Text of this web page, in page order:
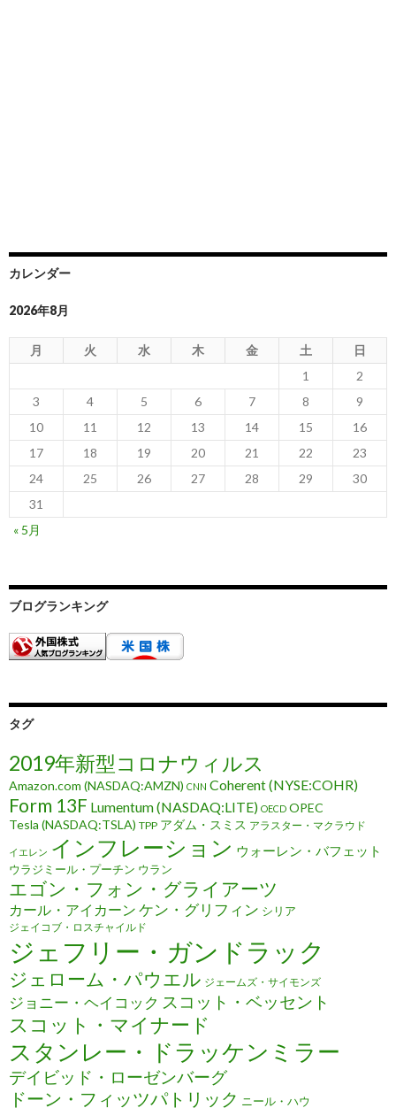
カレンダー
2026年8月
月 火 水 木 金 土
日
1
2
3
4 5 6 7 8
9
10
11 12 13 14 15
16
17
18 19 20 21 22
23
24
25 26 27 28 29
30
31
« 5月
ブログランキング
タグ
2019年新型コロナウィルス
Amazon.com (NASDAQ:AMZN) CNN Coherent (NYSE:COHR)
Form 13F Lumentum (NASDAQ:LITE) OECD OPEC
Tesla (NASDAQ:TSLA) TPP アダム・スミス アラスター・マクラウド
イエレン インフレーション ウォーレン・バフェット
ウラジミール・プーチン ウラン
エゴン・フォン・グライアーツ
カール・アイカーン ケン・グリフィン シリア
ジェイコブ・ロスチャイルド
ジェフリー・ガンドラック
ジェローム・パウエル ジェームズ・サイモンズ
ジョニー・ヘイコック スコット・ベッセント
スコット・マイナード
スタンレー・ドラッケンミラー
デイビッド・ローゼンバーグ
ドーン・フィッツパトリック ニール・ハウ